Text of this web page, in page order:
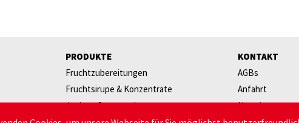
PRODUKTE
Fruchtzubereitungen
Fruchtsirupe & Konzentrate
Joghurt Starterpakete
KONTAKT
AGBs
Anfahrt
Newsletter